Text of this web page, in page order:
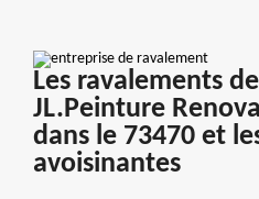
Les ravalements
JL.Peinture
dans le 73470 et
avoisinantes